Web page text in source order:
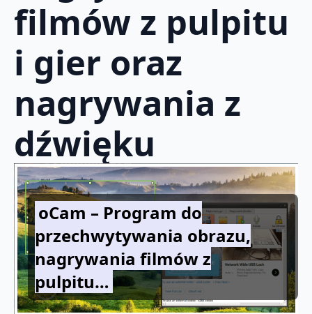
filmów z pulpitu
i gier oraz
nagrywania z
dźwięku
oCam – Program do
przechwytywania obrazu,
nagrywania filmów z
pulpitu…